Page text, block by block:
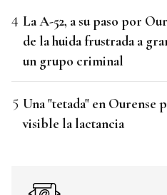
La A-52, a su paso por
de la huida frustrada a
un grupo criminal
Una "tetada" en Ourense
visible la lactancia